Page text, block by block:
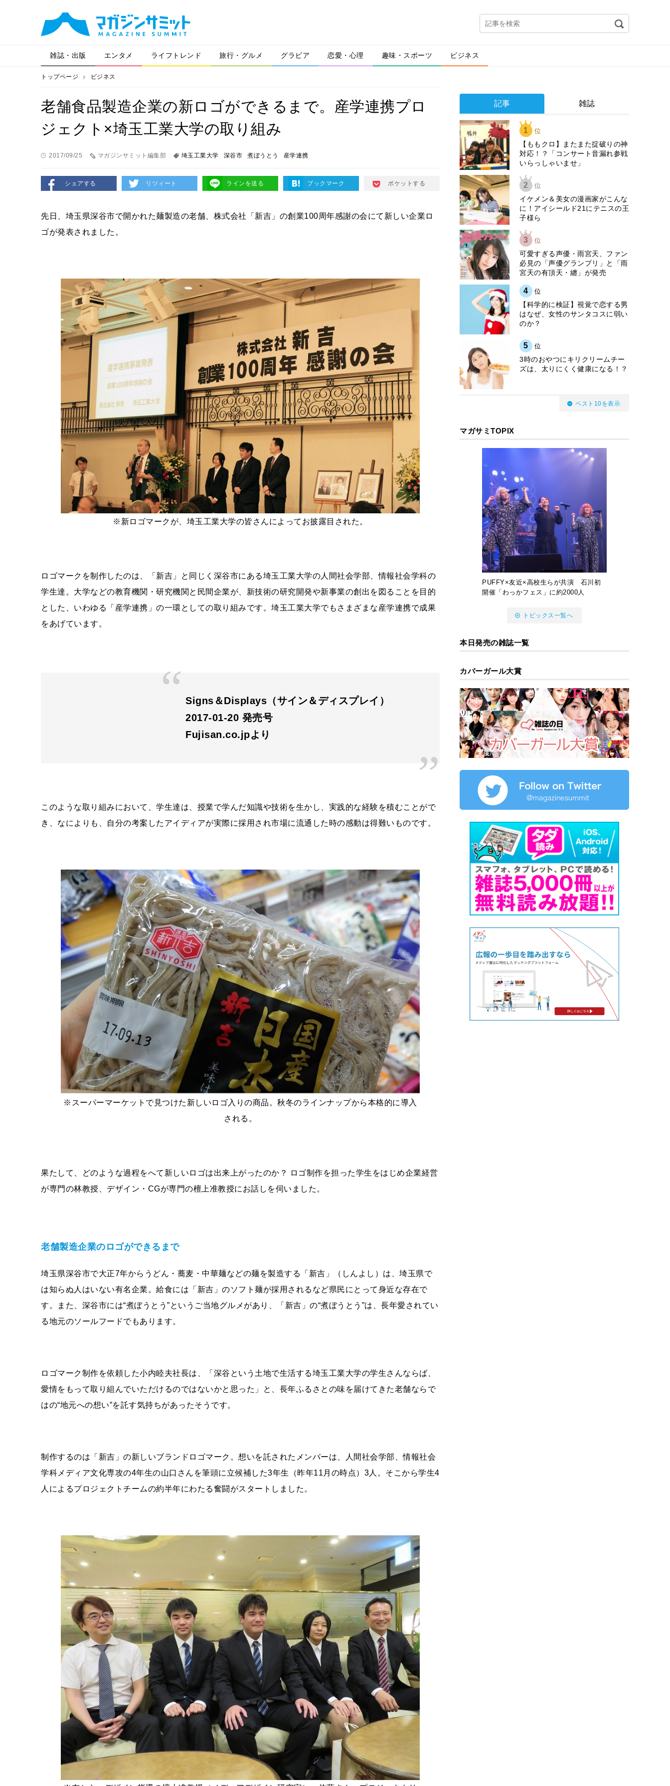
雑誌・出版 エンタメ ライフトレンド 旅行・グルメ グラビア 恋愛・心理 趣味・スポーツ ビジネス
トップページ ビジネス
老舗食品製造企業の新ロゴができるまで。産学連携プロ
ジェクト×埼玉工業大学の取り組み
2017/09/25 マガジンサミット編集部 埼玉工業大学 深谷市 煮ぼうとう 産学連携
シェアする リツィート ラインを送る ブックマーク ポケットする
先日、埼玉県深谷市で開かれた麺製造の老舗、株式会社「新吉」の創業100周年感謝の会にて新しい企業ロ
ゴが発表されました。
※新ロゴマークが、埼玉工業大学の皆さんによってお披露目された。
ロゴマークを制作したのは、「新吉」と同じく深谷市にある埼玉工業大学の人間社会学部、情報社会学科の
学生達。大学などの教育機関・研究機関と民間企業が、新技術の研究開発や新事業の創出を図ることを目的
とした、いわゆる「産学連携」の一環としての取り組みです。埼玉工業大学でもさまざまな産学連携で成果
をあげています。
Signs＆Displays（サイン＆ディスプレイ）
2017-01-20 発売号
Fujisan.co.jpより
このような取り組みにおいて、学生達は、授業で学んだ知識や技術を生かし、実践的な経験を積むことがで
き、なによりも、自分の考案したアイディアが実際に採用され市場に流通した時の感動は得難いものです。
※スーパーマーケットで見つけた新しいロゴ入りの商品。秋冬のラインナップから本格的に導入
される。
果たして、どのような過程をへて新しいロゴは出来上がったのか？ ロゴ制作を担った学生をはじめ企業経営
が専門の林教授 デザイン・ CGが専門の檀上准教授にお話しを伺いました。
老舗製造企業のロゴができるまで
埼玉県深谷市で大正7年からうどん・蕎麦・中華麺などの麺を製造する「新吉」（しんよし）は、埼玉県で
は知らぬ人はいない有名企業。給食には「新吉」のソフト麺が採用されるなど県民にとって身近な存在で
す。また、深谷市には“煮ぼうとう”というご当地グルメがあり、「新吉」の“煮ぼうとう”は、長年愛されてい
る地元のソールフードでもあります。
ロゴマーク制作を依頼した小内睦夫社長は、「深谷という土地で生活する埼玉工業大学の学生さんならば、
愛情をもって取り組んでいただけるのではないかと思った」と、長年ふるさとの味を届けてきた老舗ならで
はの“地元への想い”を託す気持ちがあったそうです。
制作するのは「新吉」の新しいブランドロゴマーク。想いを託されたメンバーは、人間社会学部、情報社会
学科 メディア文化専攻の4年生の山口さんを筆頭に立候補した3年生（昨年11 月の時点） 3人。そこから学生4
人 によるプロジェクトチームの約半年にわたる奮闘がスタートしました。
記事 雑誌
1 位
【ももクロ】またまた掟破りの神
対応！？「コンサート音漏れ参戦
いらっしゃいませ」
2 位
イケメン＆美女の漫画家がこんな
に！アイシールド21にテニスの王
子様ら
3 位
可愛すぎる声優・雨宮天、ファン
必見の「声優グランプリ」と「雨
宮天の有頂天・纏」が発売
4 位
【科学的に検証】視覚で恋する男
はなぜ、女性のサンタコスに弱い
のか？
5 位
3時のおやつにキリクリームチー
ズは、太りにくく健康になる！？
ベスト10を表示
マガサミTOPIX
PUFFY×友近×高校生らが共演 石川初
開催「わっかフェス」に約2000人
トピックス一覧へ
本日発売の雑誌一覧
カバーガール大賞